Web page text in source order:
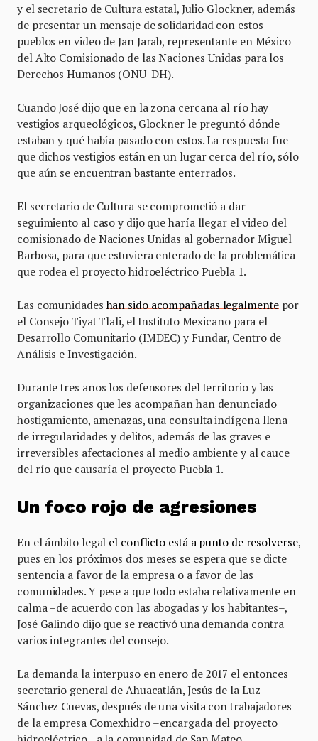
y el secretario de Cultura estatal, Julio Glockner, además
de presentar un mensaje de solidaridad con estos
pueblos en video de Jan Jarab, representante en México
del Alto Comisionado de las Naciones Unidas para los
Derechos Humanos (ONU-DH).
Cuando José dijo que en la zona cercana al río hay
vestigios arqueológicos, Glockner le preguntó dónde
estaban y qué había pasado con estos. La respuesta fue
que dichos vestigios están en un lugar cerca del río, sólo
que aún se encuentran bastante enterrados.
El secretario de Cultura se comprometió a dar
seguimiento al caso y dijo que haría llegar el video del
comisionado de Naciones Unidas al gobernador Miguel
Barbosa, para que estuviera enterado de la problemática
que rodea el proyecto hidroeléctrico Puebla 1.
Las comunidades han sido acompañadas legalmentepor
el Consejo Tiyat Tlali, el Instituto Mexicano para el
Desarrollo Comunitario (IMDEC) y Fundar, Centro de
Análisis e Investigación.
Durante tres años los defensores del territorio y las
organizaciones que les acompañan han denunciado
hostigamiento, amenazas, una consulta indígena llena
de irregularidades y delitos, además de las graves e
irreversibles afectaciones al medio ambiente y al cauce
del río que causaría el proyecto Puebla 1.
Un foco rojo de agresiones
En el ámbito legalel conflicto está a punto de resolverse,
pues en los próximos dos meses se espera que se dicte
sentencia a favor de la empresa o a favor de las
comunidades. Y pese a que todo estaba relativamente en
calma –de acuerdo con las abogadas y los habitantes–,
José Galindo dijo que se reactivó una demanda contra
varios integrantes del consejo.
La demanda la interpuso en enero de 2017 el entonces
secretario general de Ahuacatlán, Jesús de la Luz
Sánchez Cuevas, después de una visita con trabajadores
de la empresa Comexhidro –encargada del proyecto